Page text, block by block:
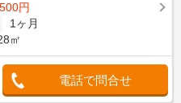
円
1ヶ月
㎡
電話で問合せ